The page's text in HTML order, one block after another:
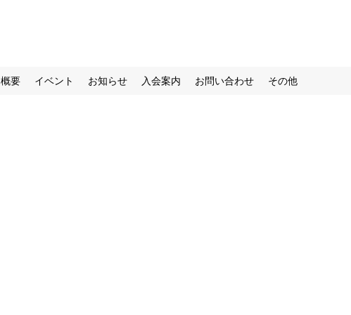
概要 イベント お知らせ 入会案内 お問い合わせ その他